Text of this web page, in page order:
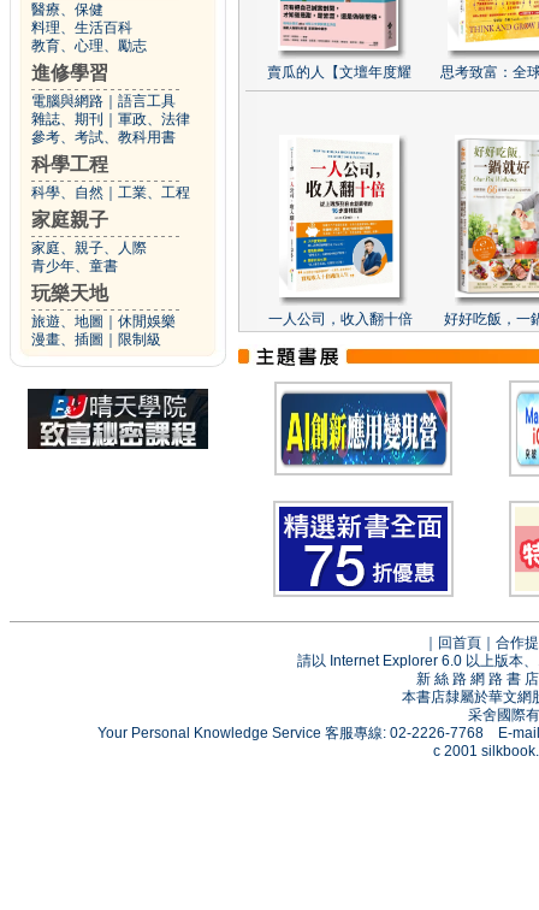
醫療、保健
料理、生活百科
教育、心理、勵志
進修學習
電腦與網路
語言工具
雜誌、期刊
軍政、法律
參考、考試、教科用書
科學工程
科學、自然 工業、工程
家庭親子
家庭、親子、人際
青少年、童書
玩樂天地
旅遊、地圖
休閒娛樂
漫畫、插圖
限制級
賣瓜的人【文壇年度耀 思考致富：全
一人公司，收入翻十倍 好好吃飯，一
回首頁
合作
請以 Internet Explorer 6.0 以上版本
新 絲 路 網 路 書
本書店隸屬於華文網
采舍國際
Your Personal Knowledge Service 客服專線: 02-2226-7768 E-
c 2001